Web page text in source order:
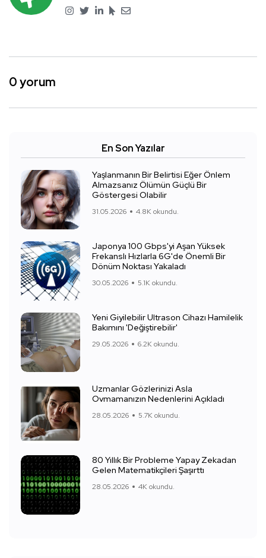
0 yorum
En Son Yazılar
Yaşlanmanın Bir Belirtisi Eğer Önlem
Almazsanız Ölümün Güçlü Bir
Göstergesi Olabilir
31.05.2026 4.8K okundu.
Japonya 100 Gbps'yi Aşan Yüksek
Frekanslı Hızlarla 6G'de Önemli Bir
Dönüm Noktası Yakaladı
30.05.2026 5.1K okundu.
Yeni Giyilebilir Ultrason Cihazı Hamilelik
Bakımını 'Değiştirebilir'
29.05.2026 6.2K okundu.
Uzmanlar Gözlerinizi Asla
Ovmamanızın Nedenlerini Açıkladı
28.05.2026 5.7K okundu.
80 Yıllık Bir Probleme Yapay Zekadan
Gelen Matematikçileri Şaşırttı
28.05.2026 4K okundu.